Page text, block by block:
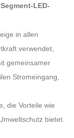
LED-
in allen
verwendet,
gemeinsamer
Stromeingang,
die Vorteile wie
bietet.